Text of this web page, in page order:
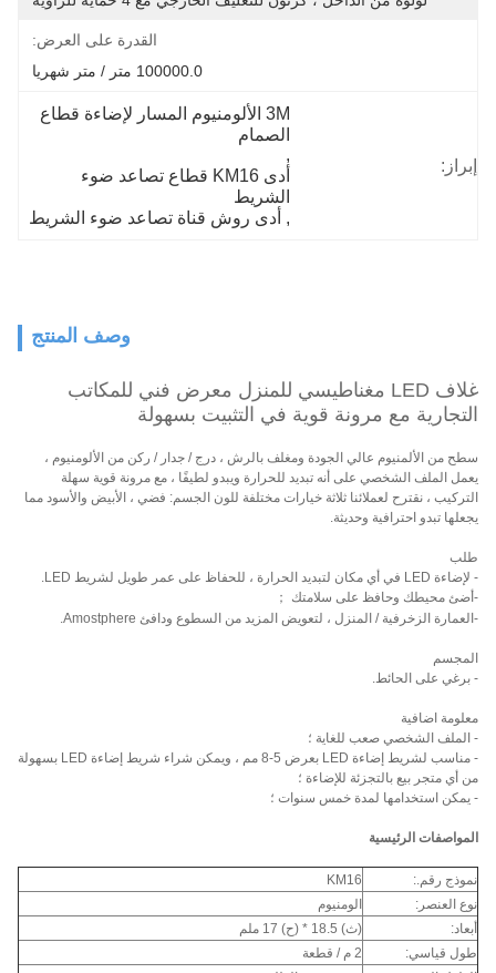
القدرة على العرض:
100000.0 متر / متر شهريا
إبراز:
3M الألومنيوم المسار لإضاءة قطاع
الصمام
,
أدى KM16 قطاع تصاعد ضوء
الشريط
, أدى روش قناة تصاعد ضوء الشريط
وصف المنتج
غلاف LED مغناطيسي للمنزل معرض فني للمكاتب
التجارية مع مرونة قوية في التثبيت بسهولة
سطح من الألمنيوم عالي الجودة ومغلف بالرش ، درج / جدار / ركن من الألومنيوم ،
يعمل الملف الشخصي على أنه تبديد للحرارة ويبدو لطيفًا ، مع مرونة قوية سهلة
التركيب ، نقترح لعملائنا ثلاثة خيارات مختلفة للون الجسم: فضي ، الأبيض والأسود مما
يجعلها تبدو احترافية وحديثة.
طلب
- لإضاءة LED في أي مكان لتبديد الحرارة ، للحفاظ على عمر طويل لشريط LED.
-أضئ محيطك وحافظ على سلامتك ；
-العمارة الزخرفية / المنزل ، لتعويض المزيد من السطوع ودافئ Amostphere.
المجسم
- برغي على الحائط.
معلومة اضافية
- الملف الشخصي صعب للغاية ؛
- مناسب لشريط إضاءة LED بعرض 5-8 مم ، ويمكن شراء شريط إضاءة LED بسهولة
من أي متجر بيع بالتجزئة للإضاءة ؛
- يمكن استخدامها لمدة خمس سنوات ؛
المواصفات الرئيسية
نموذج رقم.:
KM16
نوع العنصر:
الومنيوم
أبعاد:
(ث) 18.5 * (ح) 17 ملم
طول قياسي: